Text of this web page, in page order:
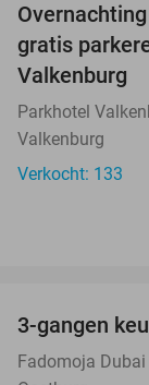
gratis
Valkenburg
Parkhotel
Valkenburg
Verkocht: 133
3-gangen
Fadomoja Dubai